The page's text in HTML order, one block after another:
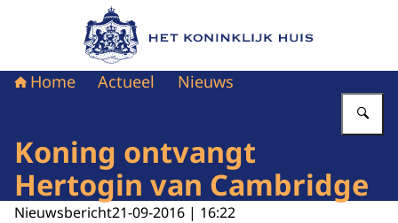
Naar de homepage van Het Koninklijk Huis
Home Actueel Nieuws
Koning ontvangt
Hertogin van Cambridge
Nieuwsbericht21-09-2016 | 16:22